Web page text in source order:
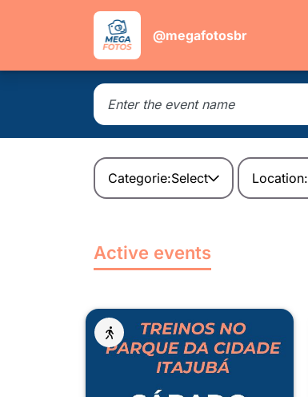
@megafotosbr
Categorie:Select Location:
Active events